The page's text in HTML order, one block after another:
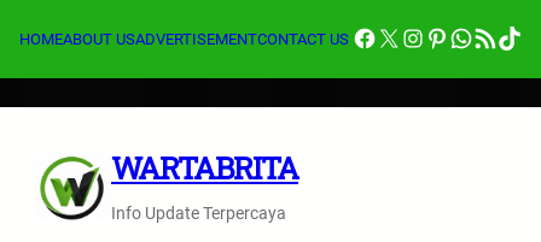
HOMEABOUT USADVERTISEMENTCONTACT US Facebook
X Instagram
Pinterest
Feed RSS
WARTABRITA
Info Update Terpercaya